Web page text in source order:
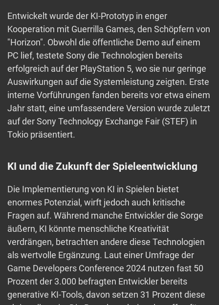
Entwickelt wurde der KI-Prototyp in enger
Kooperation mit Guerrilla Games, den Schöpfern von
"Horizon". Obwohl die öffentliche Demo auf einem
PC lief, testete Sony die Technologien bereits
erfolgreich auf der PlayStation 5, wo sie nur geringe
Auswirkungen auf die Systemleistung zeigten. Erste
interne Vorführungen fanden bereits vor etwa einem
Jahr statt, eine umfassendere Version wurde zuletzt
auf der Sony Technology Exchange Fair (STEF) in
Tokio präsentiert.
KI und die Zukunft der Spieleentwicklung
Die Implementierung von KI in Spielen bietet
enormes Potenzial, wirft jedoch auch kritische
Fragen auf. Während manche Entwickler die Sorge
äußern, KI könnte menschliche Kreativität
verdrängen, betrachten andere diese Technologien
als wertvolle Ergänzung. Laut einer Umfrage der
Game Developers Conference 2024 nutzen fast 50
Prozent der 3.000 befragten Entwickler bereits
generative KI-Tools, davon setzen 31 Prozent diese